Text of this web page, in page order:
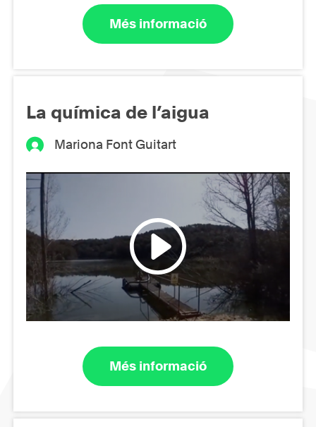
Més informació
La química de l’aigua
Mariona Font Guitart
Més informació